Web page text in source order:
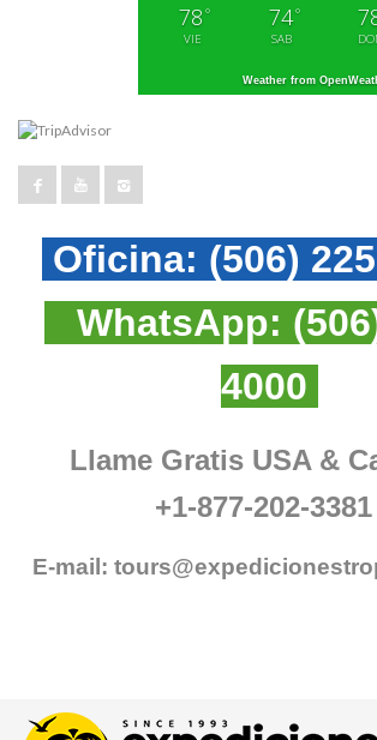
78 °
VIE
74°
SAB
Weather from
Oficina: (506)
WhatsApp:
4000
Llame Gratis USA &
+1-877-202-3381
E-mail: